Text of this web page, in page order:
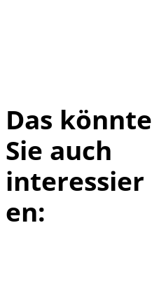
Das könnte
Sie auch
interessier
en: